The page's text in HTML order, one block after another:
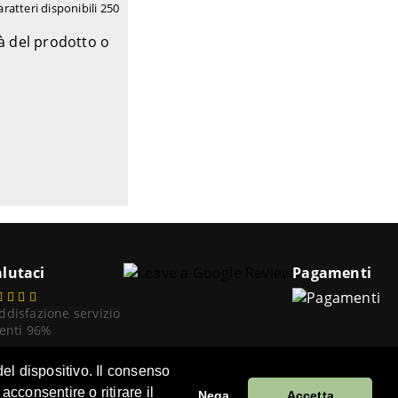
dispositivo. Il consenso
o ritirare il
disponibili 250
del prodotto o
servizio
96%
Pagamenti